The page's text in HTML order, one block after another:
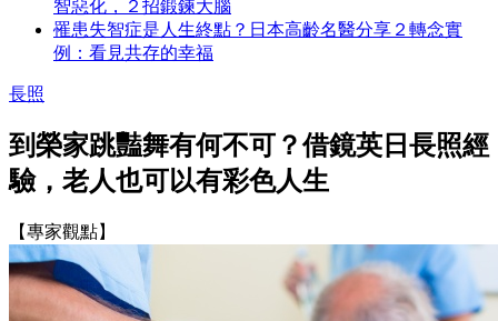
智惡化，２招鍛鍊大腦
罹患失智症是人生終點？日本高齡名醫分享２轉念實
例：看見共存的幸福
長照
到榮家跳豔舞有何不可？借鏡英日長照經
驗，老人也可以有彩色人生
【專家觀點】